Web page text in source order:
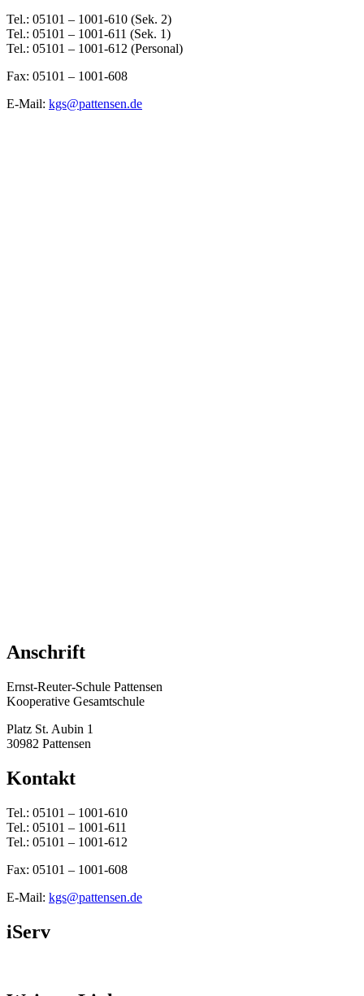
Tel.: 05101 – 1001-610 (Sek. 2)
Tel.: 05101 – 1001-611 (Sek. 1)
Tel.: 05101 – 1001-612 (Personal)
Fax: 05101 – 1001-608
E-Mail: kgs@pattensen.de
Anschrift
Ernst-Reuter-Schule Pattensen
Kooperative Gesamtschule
Platz St. Aubin 1
30982 Pattensen
Kontakt
Tel.: 05101 – 1001-610
Tel.: 05101 – 1001-611
Tel.: 05101 – 1001-612
Fax: 05101 – 1001-608
E-Mail: kgs@pattensen.de
iServ